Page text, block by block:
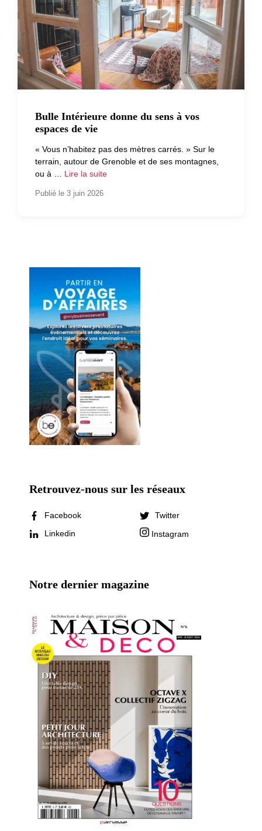
Bulle Intérieure donne du sens à vos
espaces de vie
« Vous n’habitez pas des mètres carrés. » Sur le
terrain, autour de Grenoble et de ses montagnes,
ou à … Lire la suite
Publié le 3 juin 2026
Retrouvez-nous sur les réseaux
Facebook
Twitter
Linkedin
Instagram
Notre dernier magazine